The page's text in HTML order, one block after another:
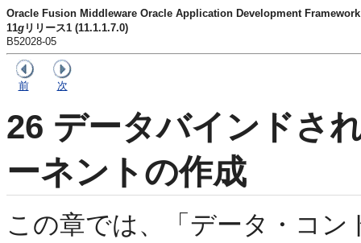
Oracle Fusion Middleware Oracle Application Development
11g リリース1 (11.1.1.7.0)
B52028-05
前 次
26 データバインドさ
ーネントの作成
この章では、「データ・コ